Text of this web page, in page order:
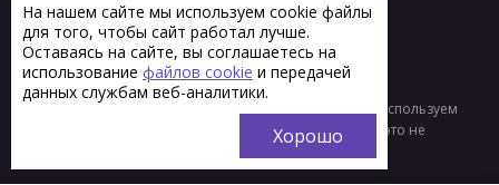
Полотенцесушители
Комплектующие
Плитка
© 2013 - 2026 Интернет-магазин сантехники Тренд
Мы используем
файлы «cookie» для функционирования сайта. Если вас это не
На нашем сайте мы используем cookie файлы
для того, чтобы сайт работал лучше.
Оставаясь на сайте, вы соглашаетесь на
использование файлов cookie и передачей
данных службам веб-аналитики.
Хорошо